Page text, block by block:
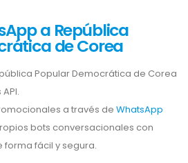
a República
de Corea
Popular Democrática de Corea
a través de WhatsApp
bots conversacionales con
forma fácil y segura.